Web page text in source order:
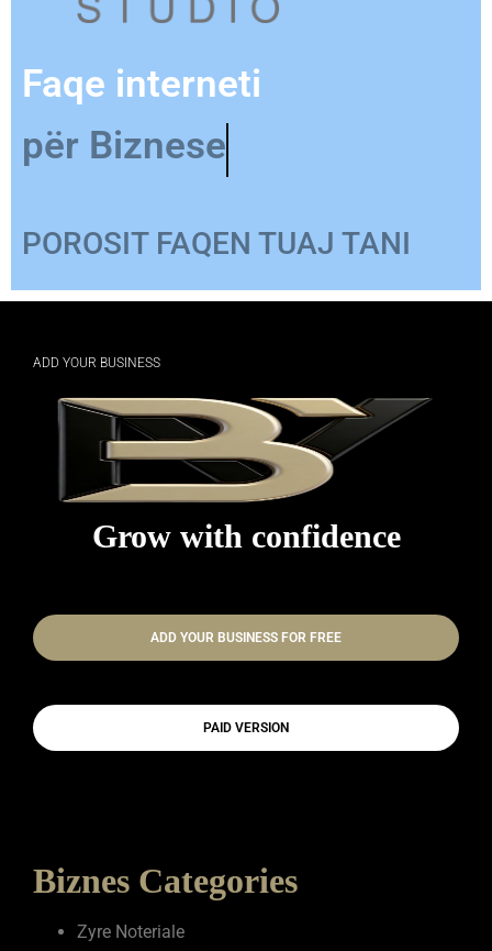
Faqe interneti
Grow with confidence
PAID VERSION
Zyre kontabiliteti